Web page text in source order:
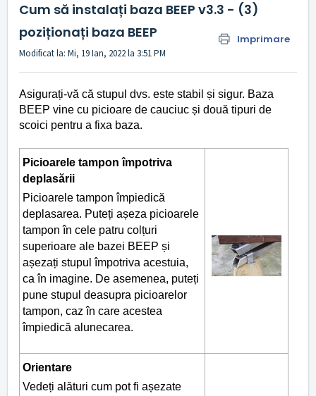
Cum să instalați baza BEEP v3.3 - (3)
poziționați baza BEEP
Imprimare
Modificat la: Mi, 19 Ian, 2022 la 3:51 PM
Asigurați-vă că stupul dvs. este stabil și sigur. Baza
BEEP vine cu picioare de cauciuc și două tipuri de
scoici pentru a fixa baza.
Picioarele tampon împotriva
deplasării
Picioarele tampon împiedică
deplasarea. Puteți așeza picioarele
tampon în cele patru colțuri
superioare ale bazei BEEP și
așezați stupul împotriva acestuia,
ca în imagine. De asemenea, puteți
pune stupul deasupra picioarelor
tampon, caz în care acestea
împiedică alunecarea.
Orientare
Vedeți alături cum pot fi așezate